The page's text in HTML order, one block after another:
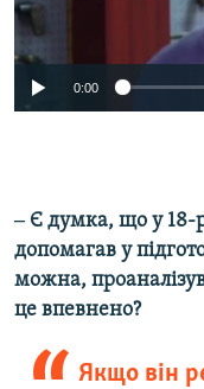
0:00
​‒ Є думка, що у 18-
допомагав у
можна,
це впевнено?
Якщо він